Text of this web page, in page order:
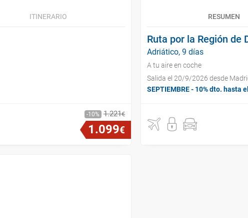
ITINERARIO
10 1.221€
1.099€
RESUMEN
Ruta por la Región de
Adriático, 9 días
A tu aire en coche
Salida el 20/9/2026 desde
SEPTIEMBRE - 10% dto. hasta